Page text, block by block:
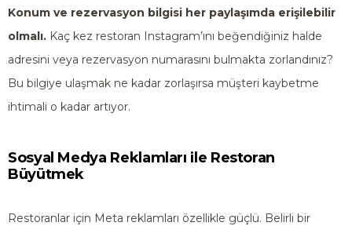
Konum ve rezervasyon bilgisi her paylaşımda erişilebilir
olmalı. Kaç kez restoran Instagram’ını beğendiğiniz halde
adresini veya rezervasyon numarasını bulmakta zorlandınız?
Bu bilgiye ulaşmak ne kadar zorlaşırsa müşteri kaybetme
ihtimali o kadar artıyor.
Sosyal Medya Reklamları ile Restoran
Büyütmek
Restoranlar için Meta reklamları özellikle güçlü. Belirli bir